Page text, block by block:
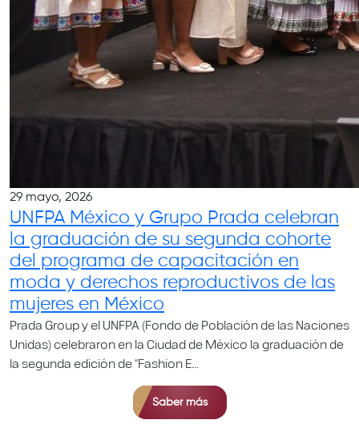
29 mayo, 2026
UNFPA México y Grupo Prada celebran
la graduación de su segunda cohorte
del programa de capacitación en
moda y derechos reproductivos de las
mujeres en México
Prada Group y el UNFPA (Fondo de Población de las Naciones
Unidas) celebraron en la Ciudad de México la graduación de
la segunda edición de “Fashion E...
Saber más